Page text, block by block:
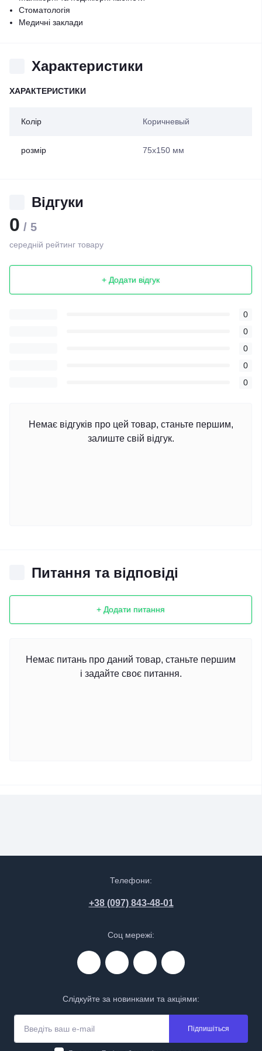
Стоматологія
Медичні заклади
Характеристики
ХАРАКТЕРИСТИКИ
Колір Коричневый
розмір 75х150 мм
Відгуки
0 / 5
середній рейтинг товару
+ Додати відгук
0
0
0
0
0
Немає відгуків про цей товар, станьте першим,
залиште свій відгук.
Питання та відповіді
+ Додати питання
Немає питань про даний товар, станьте першим
і задайте своє питання.
Телефони:
+38 (097) 843-48-01
Соц мережі:
Слідкуйте за новинками та акціями:
Підпишіться